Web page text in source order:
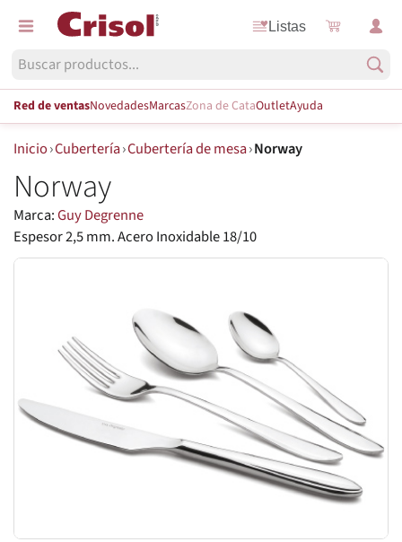
Listas
Red de ventasNovedadesMarcasZona de CataOutletAyuda
Inicio›Cubertería›Cubertería de mesa›Norway
Norway
Marca:Guy Degrenne
Espesor 2,5 mm. Acero Inoxidable 18/10